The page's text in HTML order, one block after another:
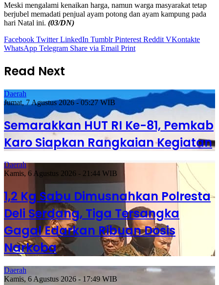
Meski mengalami kenaikan harga, namun warga masyarakat tetap
berjubel memadati penjual ayam potong dan ayam kampung pada
hari Natal ini. (03/DN)
Facebook Twitter LinkedIn Tumblr Pinterest Reddit VKontakte
WhatsApp Telegram Share via Email Print
Read Next
Daerah
Jumat, 7 Agustus 2026 - 05:27 WIB
Semarakkan HUT RI Ke-81, Pemkab
Karo Siapkan Rangkaian Kegiatan
Daerah
Kamis, 6 Agustus 2026 - 21:44 WIB
1,2 Kg Sabu Dimusnahkan Polresta
Deli Serdang, Tiga Tersangka
Gagal Edarkan Ribuan Dosis
Narkoba
Daerah
Kamis, 6 Agustus 2026 - 17:49 WIB